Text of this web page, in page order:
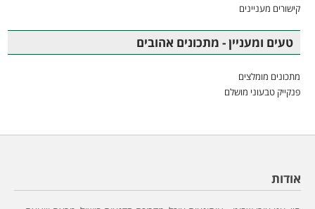
קישורים מעניינים
טעים ומעניין - מתכונים אהובים
מתכונים מומלצים
פנקייק טבעוני מושלם
אודות